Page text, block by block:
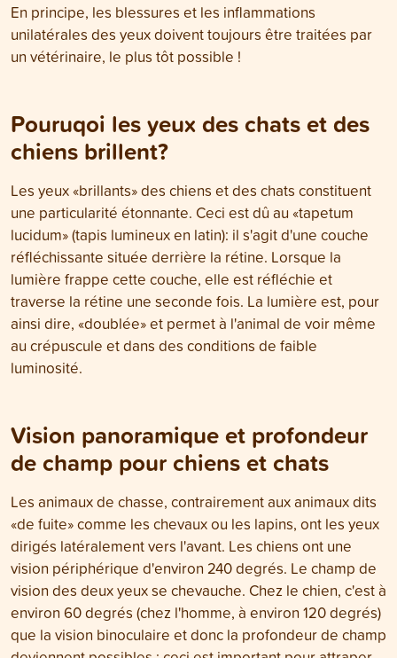
En principe, les blessures et les inflammations
unilatérales des yeux doivent toujours être traitées par
un vétérinaire, le plus tôt possible !
Pouruqoi les yeux des chats et des
chiens brillent?
Les yeux «brillants» des chiens et des chats constituent
une particularité étonnante. Ceci est dû au «tapetum
lucidum» (tapis lumineux en latin): il s'agit d'une couche
réfléchissante située derrière la rétine. Lorsque la
lumière frappe cette couche, elle est réfléchie et
traverse la rétine une seconde fois. La lumière est, pour
ainsi dire, «doublée» et permet à l'animal de voir même
au crépuscule et dans des conditions de faible
luminosité.
Vision panoramique et profondeur
de champ pour chiens et chats
Les animaux de chasse, contrairement aux animaux dits
«de fuite» comme les chevaux ou les lapins, ont les yeux
dirigés latéralement vers l'avant. Les chiens ont une
vision périphérique d'environ 240 degrés. Le champ de
vision des deux yeux se chevauche. Chez le chien, c'est à
environ 60 degrés (chez l'homme, à environ 120 degrés)
que la vision binoculaire et donc la profondeur de champ